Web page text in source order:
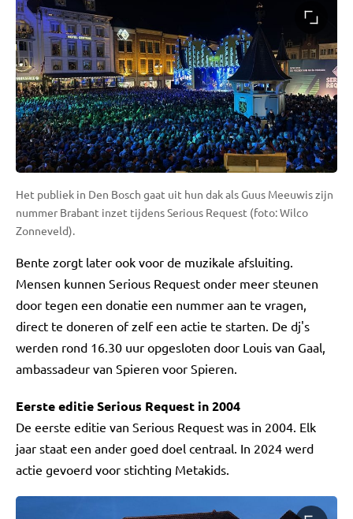
Het publiek in Den Bosch gaat uit hun dak als Guus Meeuwis zijn
nummer Brabant inzet tijdens Serious Request (foto: Wilco
Zonneveld).
Bente zorgt later ook voor de muzikale afsluiting.
Mensen kunnen Serious Request onder meer steunen
door tegen een donatie een nummer aan te vragen,
direct te doneren of zelf een actie te starten. De dj's
werden rond 16.30 uur opgesloten door Louis van Gaal,
ambassadeur van Spieren voor Spieren.
Eerste editie Serious Request in 2004
De eerste editie van Serious Request was in 2004. Elk
jaar staat een ander goed doel centraal. In 2024 werd
actie gevoerd voor stichting Metakids.